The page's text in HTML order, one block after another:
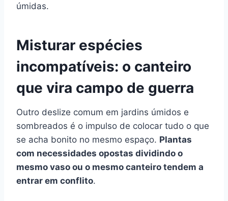
úmidas.
Misturar espécies
incompatíveis: o canteiro
que vira campo de guerra
Outro deslize comum em jardins úmidos e
sombreados é o impulso de colocar tudo o que
se acha bonito no mesmo espaço. Plantas
com necessidades opostas dividindo o
mesmo vaso ou o mesmo canteiro tendem a
entrar em conflito.